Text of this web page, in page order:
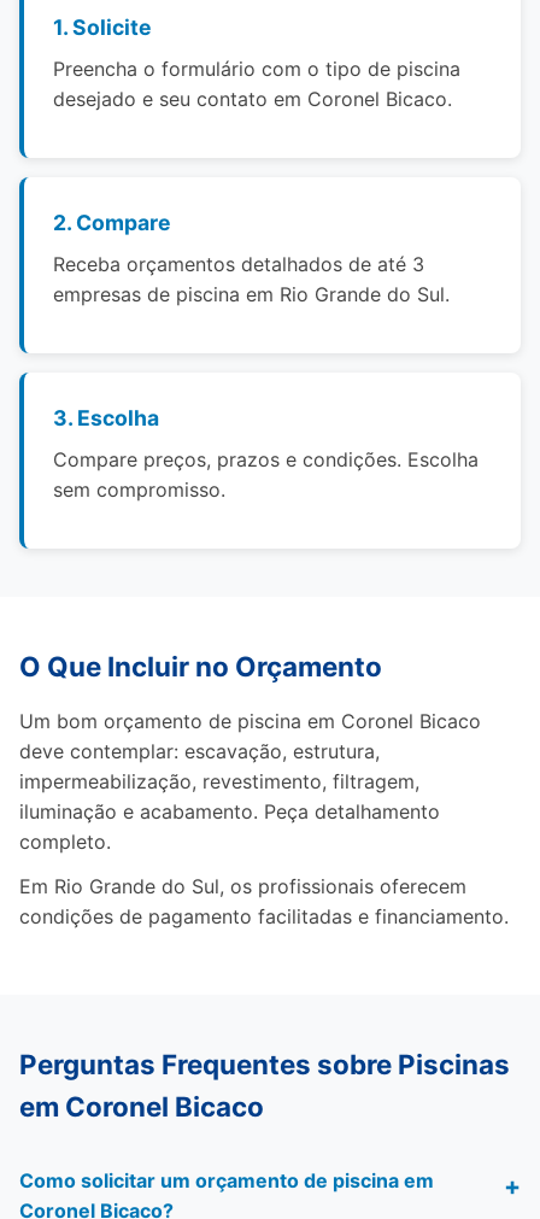
1. Solicite
Preencha o formulário com o tipo de piscina
desejado e seu contato em Coronel Bicaco.
2. Compare
Receba orçamentos detalhados de até 3
empresas de piscina em Rio Grande do Sul.
3. Escolha
Compare preços, prazos e condições. Escolha
sem compromisso.
O Que Incluir no Orçamento
Um bom orçamento de piscina em Coronel Bicaco
deve contemplar: escavação, estrutura,
impermeabilização, revestimento, filtragem,
iluminação e acabamento. Peça detalhamento
completo.
Em Rio Grande do Sul, os profissionais oferecem
condições de pagamento facilitadas e financiamento.
Perguntas Frequentes sobre Piscinas
em Coronel Bicaco
Como solicitar um orçamento de piscina em
Coronel Bicaco?